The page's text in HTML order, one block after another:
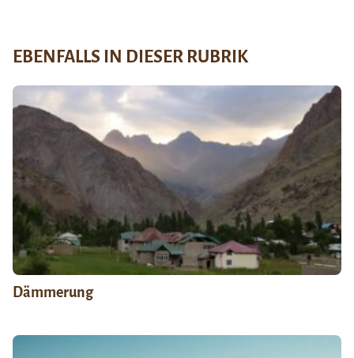
EBENFALLS IN DIESER RUBRIK
Dämmerung